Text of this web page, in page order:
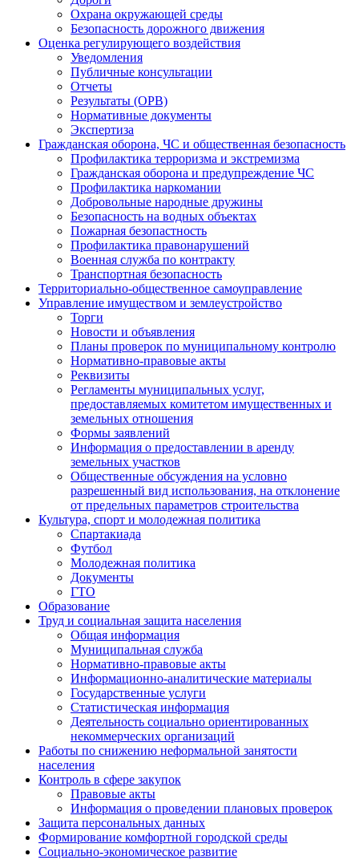
Охрана окружающей среды
Безопасность дорожного движения
Оценка регулирующего воздействия
Уведомления
Публичные консультации
Отчеты
Результаты (ОРВ)
Нормативные документы
Экспертиза
Гражданская оборона, ЧС и общественная безопасность
Профилактика терроризма и экстремизма
Гражданская оборона и предупреждение ЧС
Профилактика наркомании
Добровольные народные дружины
Безопасность на водных объектах
Пожарная безопастность
Профилактика правонарушений
Военная служба по контракту
Транспортная безопасность
Территориально-общественное самоуправление
Управление имуществом и землеустройство
Торги
Новости и объявления
Планы проверок по муниципальному контролю
Нормативно-правовые акты
Реквизиты
Регламенты муниципальных услуг,
предоставляемых комитетом имущественных и
земельных отношения
Формы заявлений
Информация о предоставлении в аренду
земельных участков
Общественные обсуждения на условно
разрешенный вид использования, на отклонение
от предельных параметров строительства
Культура, спорт и молодежная политика
Спартакиада
Футбол
Молодежная политика
Документы
ГТО
Образование
Труд и социальная защита населения
Общая информация
Муниципальная служба
Нормативно-правовые акты
Информационно-аналитические материалы
Государственные услуги
Статистическая информация
Деятельность социально ориентированных
некоммерческих организаций
Работы по снижению неформальной занятости
населения
Контроль в сфере закупок
Правовые акты
Информация о проведении плановых проверок
Защита персональных данных
Формирование комфортной городской среды
Социально-экономическое развитие